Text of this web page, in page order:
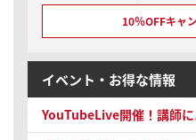
10％OFFキャ
イベント・お得な情報
YouTubeLive開催！ 講師